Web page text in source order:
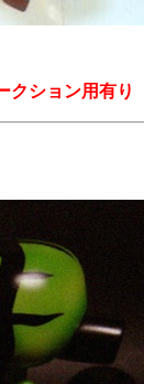
クション用有り